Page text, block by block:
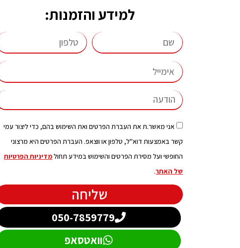
למידע והזמנות:
אני מאשר.ת את העברת הפרטים ואת השימוש בהם, כדי ליצור עמי
קשר באמצעות דוא"ל, טלפון או ווצאפ. העברת הפרטים היא מרצוני
החופשי ועל מסירת הפרטים והשימוש במידע תחולמדיניות הפרטיות
של האתר.
שליחה
050-7859779
וואטסאפ